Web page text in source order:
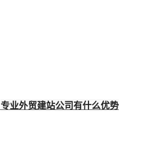
专业外贸建站公司有什么优势